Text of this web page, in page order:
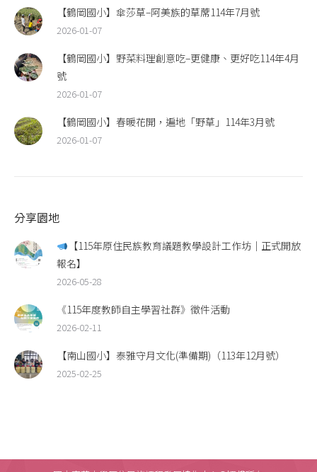
【鶴岡國小】傘莎草–阿美族的草蓆114年7月號
2026-01-07
【鶴岡國小】野菜料理創意吃–更健康、更好吃114年4月
號
2026-01-07
【鶴岡國小】春暖花開，遍地「野草」114年3月號
2026-01-07
分享園地
【115年原住民族教育議題教學設計工作坊｜正式開放
報名】
2026-05-28
《115年度教師自主學習社群》徵件活動
2026-02-11
【南山國小】泰雅守月文化(準備期)（113年12月號）
2025-02-25